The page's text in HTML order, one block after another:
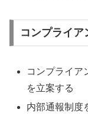
コンプライア
コンプライア
を立案する
内部通報制度